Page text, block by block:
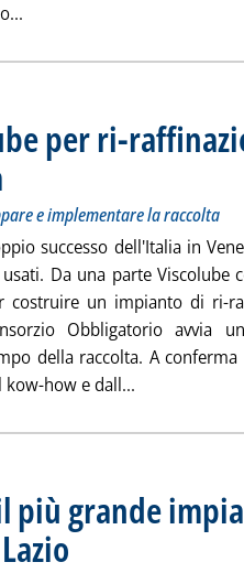
per ri-
. Sottotitolo: E il Coou darà una mano per
. Pubblicata giovedì 16 luglio 2009 alle 15.22.
e implementare la raccolta
successo dell'Italia in
Da una parte Viscolube
costruire un impianto di ri-
Obbligatorio avvia
della raccolta. A
kow-how e dall...
più grande
. Sottotitolo: Investimento di 8
. Pubblicata mercoledì 15 luglio